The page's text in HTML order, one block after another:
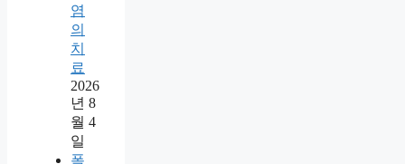
염
의
치
료
2026
년 8
월 4
일
폭